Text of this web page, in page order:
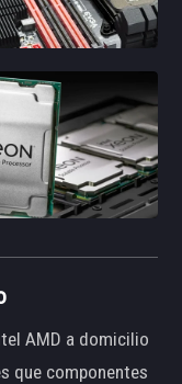
AMD a domicilio
que componentes